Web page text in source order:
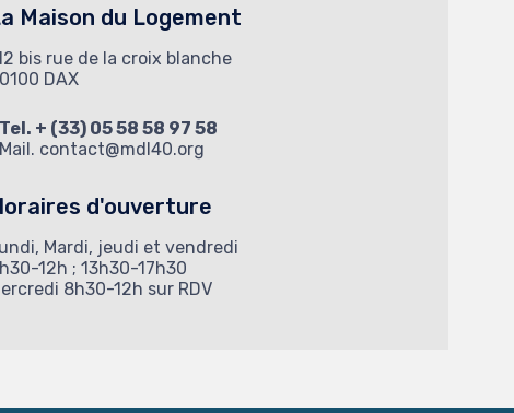
Maison du Logement
bis rue de la croix blanche
DAX
Tel. + (33) 05 58 58 97 58
Mail. contact@mdl40.org
d'ouverture
Mardi, jeudi et vendredi
12h ; 13h30-17h30
8h30-12h sur RDV